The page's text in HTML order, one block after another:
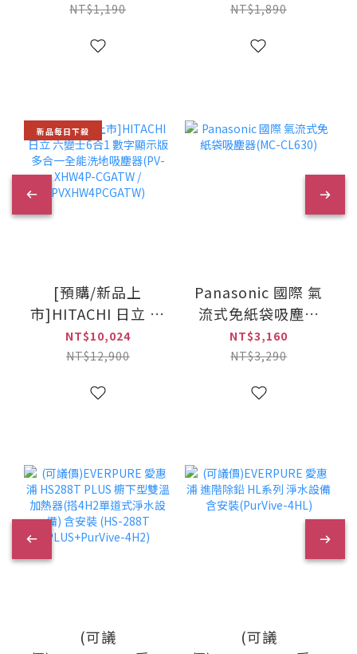
NT$1,190
NT$1,890
新品每日下殺
[預購/新品上
市]HITACHI 日立 六
變士6合1 數字顯示
版 多合一全能洗地
XHW4P-CGATW /
NT$10,024
NT$12,900
Panasonic 國際 氣
流式免紙袋吸塵器
(MC-CL630)
NT$3,160
NT$3,290
(可議
(可議